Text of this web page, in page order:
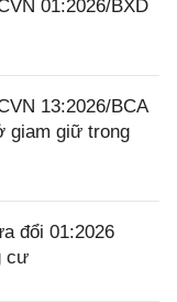
01:2026/BXD
13:2026/BCA
giam giữ trong
đổi 01:2026
cư